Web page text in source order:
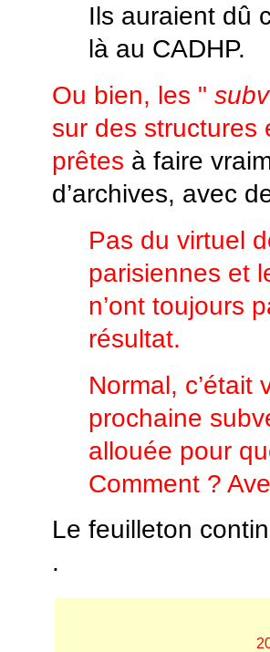
Ils auraient dû
là au CADHP.
Ou bien, les "
sur des structures
prêtes à faire
d’archives, avec
Pas du virtuel
parisiennes et
n’ont toujours
résultat.
Normal, c’était
prochaine
allouée pour
Comment ?
Le feuilleton
.